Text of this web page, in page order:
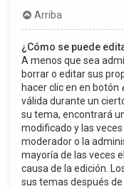
Arriba
¿Cómo se puede
A menos que sea
borrar o editar sus
hacer clic en en botón
válida durante un
su tema, encontrará
modificado y las
moderador o la
mayoría de las veces
causa de la edición.
sus temas después